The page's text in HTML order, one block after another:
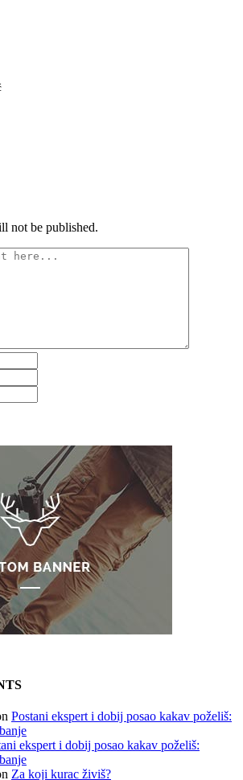
not be published.
Postani ekspert i dobij posao kakav poželiš:
ekspert i dobij posao kakav poželiš:
Za koji kurac živiš?